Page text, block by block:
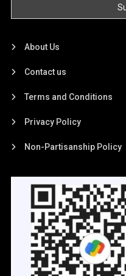
About Us
Contact us
Terms and Conditions
Privacy Policy
Non-Partisanship Policy